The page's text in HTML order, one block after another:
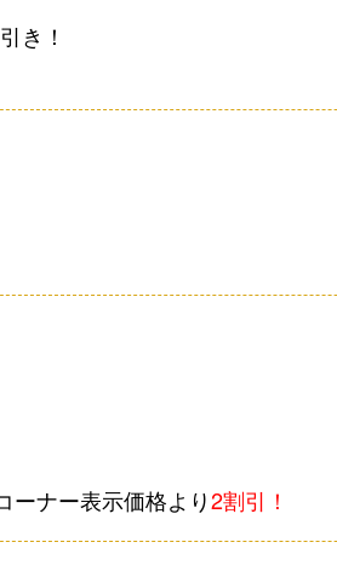
き！
ーナー表示価格より2割引！